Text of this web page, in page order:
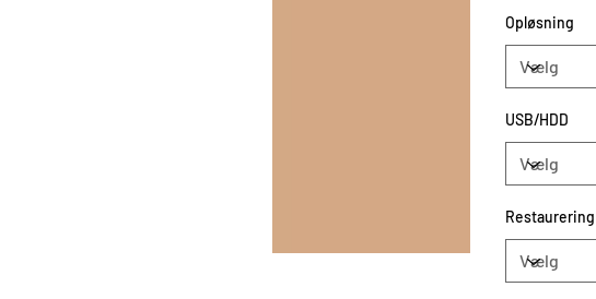
Opløsning
USB/HDD
Restaurering